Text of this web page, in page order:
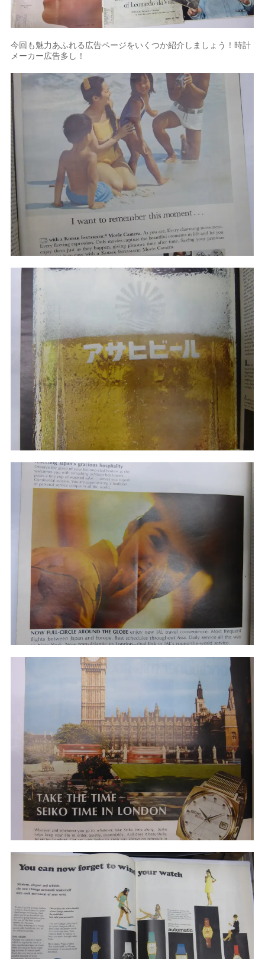
今回も魅力あふれる広告ページをいくつか紹介しましょう！時計
メーカー広告多し！